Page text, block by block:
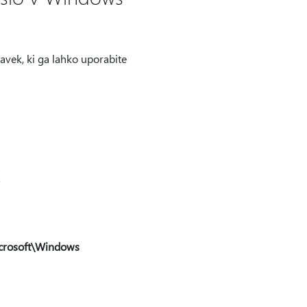
ki ga lahko uporabite